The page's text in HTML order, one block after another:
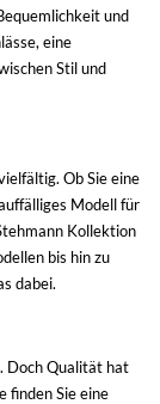
und
eine
Stil und
Ob Sie eine
Modell für
Kollektion
bis hin zu
dabei.
Doch Qualität hat
finden Sie eine